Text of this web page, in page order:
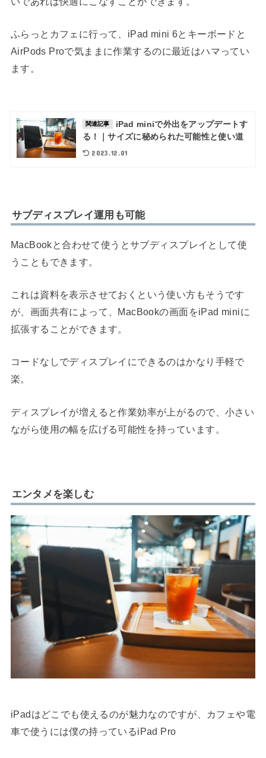
ふらっとカフェに行って、iPad mini 6とキーボードと
AirPods Proで気ままに作業するのに最近はハマってい
ます。
関連記事
iPad miniで外出をアップデートす
る！｜サイズに秘められた可能性と使い道
2023.12.01
サブディスプレイ運用も可能
MacBookと合わせて使うとサブディスプレイとして使
うこともできます。
これは資料を表示させておくという使い方もそうです
が、画面共有によって、MacBookの画面をiPad miniに
拡張することができます。
コードなしでディスプレイにできるのはかなり手軽で
楽。
ディスプレイが増えると作業効率が上がるので、小さい
ながら使用の幅を広げる可能性を持っています。
エンタメを楽しむ
iPadはどこでも使えるのが魅力なのですが、カフェや電
車で使うには僕の持っているiPad Pro